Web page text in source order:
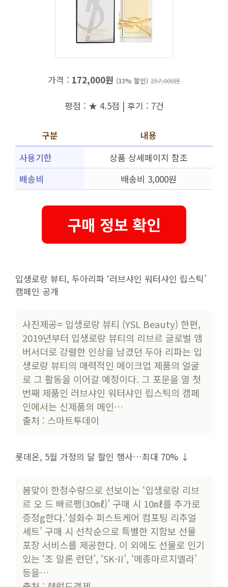
가격 : 172,000원 (33% 할인) 257,000원
평점 : ★ 4.5점 | 후기 : 7건
구분
내용
사용기한
상품 상세페이지 참조
배송비
배송비 3,000원
구매 정보 확인
입생로랑 뷰티, 두아리파 ‘러브샤인 워터샤인 립스틱’
캠페인 공개
사진제공= 입생로랑 뷰티 (YSL Beauty) 한편,
2019년부터 입생로랑 뷰티의 리브르 글로벌 앰
버서더로 강렬한 인상을 남겼던 두아 리파는 입
생로랑 뷰티의 매력적인 메이크업 제품의 얼굴
로 그 활동을 이어갈 예정이다. 그 포문을 열 첫
번째 제품인 러브샤인 워터샤인 립스틱의 캠페
인에서는 신제품의 메인…
출처 : 스마트투데이
롯데온, 5월 가정의 달 할인 행사…최대 70% ↓
봄맞이 한정수량으로 선보이는 ‘입생로랑 리브
르 오 드 빠르펭(30㎖)’ 구매 시 10㎖를 추가로
증정g한다.‘설화수 퍼스트케어 컴포팅 리추얼
세트’ 구매 시 선착순으로 특별한 지함보 선물
포장 서비스를 제공한다. 이 외에도 선물로 인기
있는 ‘조 말론 런던’, ‘SK-II’, ‘메종마르지엘라’
등을…